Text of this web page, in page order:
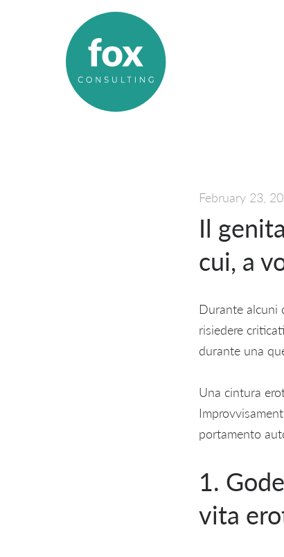
February 23,
Il
cui, a
Durante alcuni
risiedere
durante una
Una cintura
portamento
1.
vita